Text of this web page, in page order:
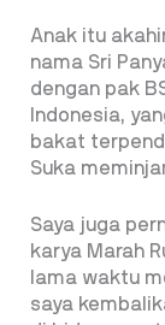
Anak itu
nama Sri
dengan pak
Indonesia,
bakat
Suka
Saya juga
karya Marah
lama waktu
saya